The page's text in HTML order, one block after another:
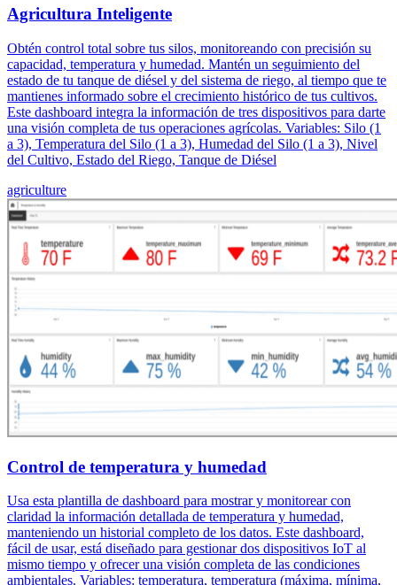
Agricultura Inteligente
Obtén control total sobre tus silos, monitoreando con precisión su
capacidad, temperatura y humedad. Mantén un seguimiento del
estado de tu tanque de diésel y del sistema de riego, al tiempo que te
mantienes informado sobre el crecimiento histórico de tus cultivos.
Este dashboard integra la información de tres dispositivos para darte
una visión completa de tus operaciones agrícolas. Variables: Silo (1
a 3), Temperatura del Silo (1 a 3), Humedad del Silo (1 a 3), Nivel
del Cultivo, Estado del Riego, Tanque de Diésel
agriculture
Control de temperatura y humedad
Usa esta plantilla de dashboard para mostrar y monitorear con
claridad la información detallada de temperatura y humedad,
manteniendo un historial completo de los datos. Este dashboard,
fácil de usar, está diseñado para gestionar dos dispositivos IoT al
mismo tiempo y ofrecer una visión completa de las condiciones
ambientales. Variables: temperatura, temperatura (máxima, mínima,